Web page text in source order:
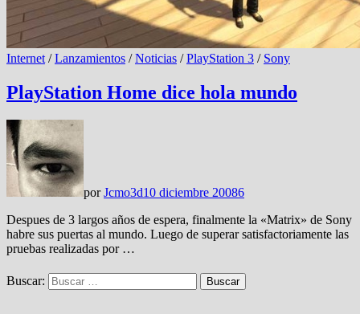
Internet /Lanzamientos /Noticias /PlayStation 3 / Sony
PlayStation Home dice hola mundo
porJcmo3d10 diciembre 20086
Despues de 3 largos años de espera, finalmente la «Matrix» de Sony
habre sus puertas al mundo. Luego de superar satisfactoriamente las
pruebas realizadas por …
Buscar: